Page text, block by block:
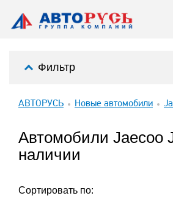
Фильтр
АВТОРУСЬ Новые автомобили
Автомобили Jaecoo
наличии
Сортировать по: